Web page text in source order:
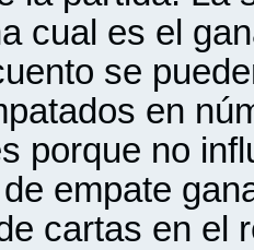
cual es el
se
en
porque no
empate
cartas en el